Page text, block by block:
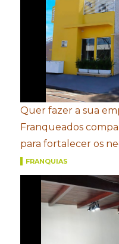
Quer fazer a sua
Franqueados
para fortalecer os
FRANQUIAS